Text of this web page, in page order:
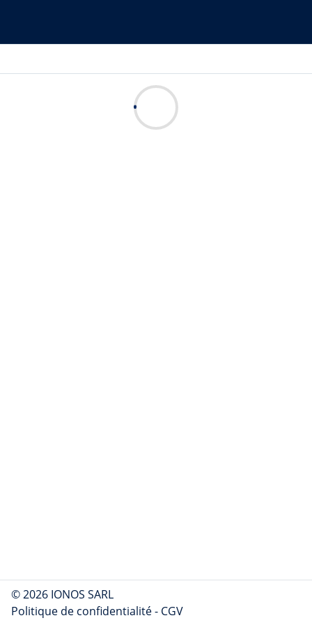
© 2026 IONOS SARL
Politique de confidentialité- CGV